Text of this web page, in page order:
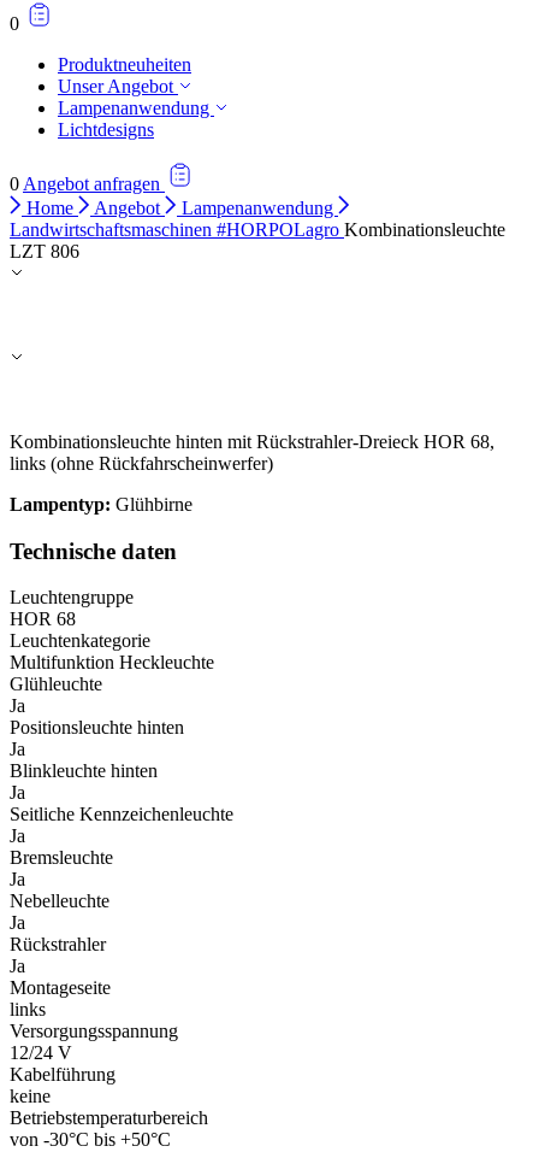
0
Produktneuheiten
Unser Angebot
Lampenanwendung
Lichtdesigns
0 Angebot anfragen
Home
Angebot
Lampenanwendung
Landwirtschaftsmaschinen #HORPOLagro Kombinationsleuchte
LZT 806
Kombinationsleuchte hinten mit Rückstrahler-Dreieck HOR 68,
links (ohne Rückfahrscheinwerfer)
Lampentyp: Glühbirne
Technische daten
Leuchtengruppe
HOR 68
Leuchtenkategorie
Multifunktion Heckleuchte
Glühleuchte
Ja
Positionsleuchte hinten
Ja
Blinkleuchte hinten
Ja
Seitliche Kennzeichenleuchte
Ja
Bremsleuchte
Ja
Nebelleuchte
Ja
Rückstrahler
Ja
Montageseite
links
Versorgungsspannung
12/24 V
Kabelführung
keine
Betriebstemperaturbereich
von -30°C bis +50°C